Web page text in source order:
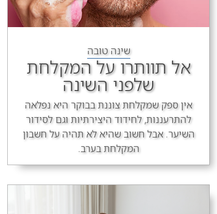
שינה טובה
אל תוותרו על המקלחת
שלפני השינה
אין ספק שמקלחת צוננת בבוקר היא נפלאה
להתרעננות, לחידוד היצירתיות וגם לסידור
השיער. אבל חשוב שהיא לא תהיה על חשבון
המקלחת בערב.